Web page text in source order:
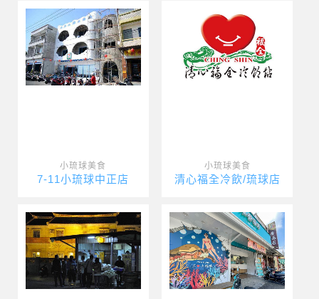
小琉球美食
7-11小琉球中正店
小琉球美食
清心福全冷飲/琉球店